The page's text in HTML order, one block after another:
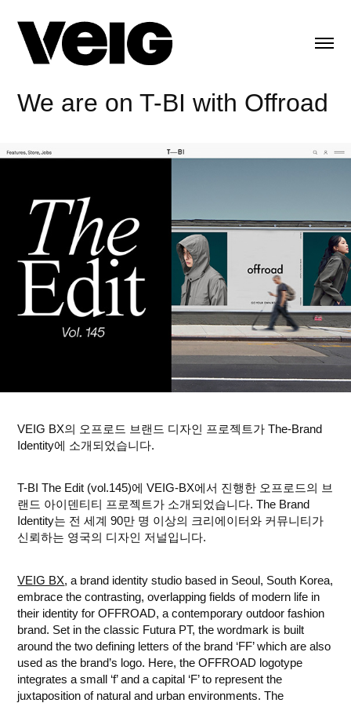
We are on T-BI with Offroad
VEIG BX의 오프로드 브랜드 디자인 프로젝트가 The-Brand
Identity에 소개되었습니다.
T-BI The Edit (vol.145)에 VEIG-BX에서 진행한 오프로드의 브
랜드 아이덴티티 프로젝트가 소개되었습니다. The Brand
Identity는 전 세계 90만 명 이상의 크리에이터와 커뮤니티가
신뢰하는 영국의 디자인 저널입니다.
VEIG BX, a brand identity studio based in Seoul, South Korea,
embrace the contrasting, overlapping fields of modern life in
their identity for OFFROAD, a contemporary outdoor fashion
brand. Set in the classic Futura PT, the wordmark is built
around the two defining letters of the brand ‘FF’ which are also
used as the brand’s logo. Here, the OFFROAD logotype
integrates a small ‘f’ and a capital ‘F’ to represent the
juxtaposition of natural and urban environments. The